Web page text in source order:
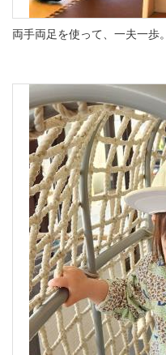
両手両足を使って、一夫一歩。